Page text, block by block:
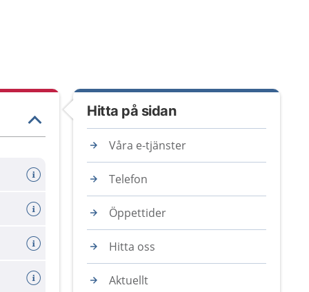
Hitta på sidan
Våra e-tjänster
Telefon
Öppettider
Hitta oss
Aktuellt